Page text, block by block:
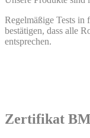
Regelmäßige Tests in
bestätigen, dass alle
entsprechen.
Zertifikat